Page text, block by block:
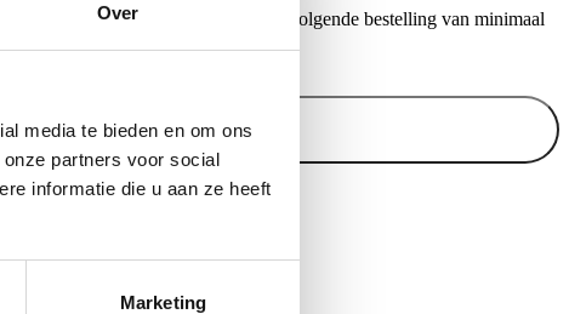
Over
media te bieden en om ons
partners voor social
informatie die u aan ze heeft
Marketing
ontvang €20,- shoptegoed voor uw volgende bestelling van minimaal
Inschrijven